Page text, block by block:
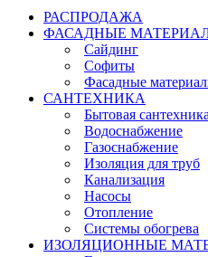
РАСПРОДАЖА
ФАСАДНЫЕ
Сайдинг
Софиты
Фасадные
САНТЕХНИКА
Бытовая сантехника
Водоснабжение
Газоснабжение
Изоляция для труб
Канализация
Насосы
Отопление
Системы обогрева
ИЗОЛЯЦИОННЫЕ